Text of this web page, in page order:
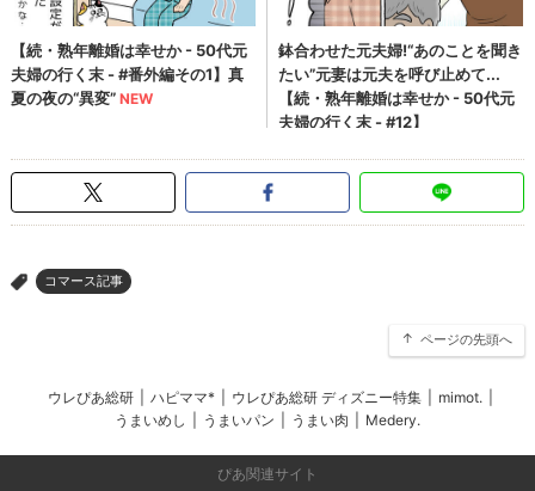
> コマース記事
ページの先頭へ
ウレぴあ総研 ハピママ* ウレぴあ総研 ディズニー特集 mimot.
うまいめし
うまいパン うまい肉 Medery.
ぴあ関連サイト